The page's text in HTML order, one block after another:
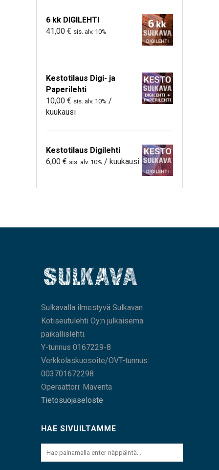
6 kk DIGILEHTI
41,00 € sis. alv. 10%
Kestotilaus Digi- ja
Paperilehti
10,00 € sis. alv. 10% /
kuukausi
Kestotilaus Digilehti
6,00 € sis. alv. 10% / kuukausi
Sulkavalla ilmestyvä Sulkavan
Kotiseutulehti Oy:n julkaisema
paikallislehti.
Y-tunnus 0167229-8
Verkkolaskuosoite/OVT-tunnus:
003701672298
Operaattori: Maventa
Tietosuojaseloste
HAE SIVUILTAMME